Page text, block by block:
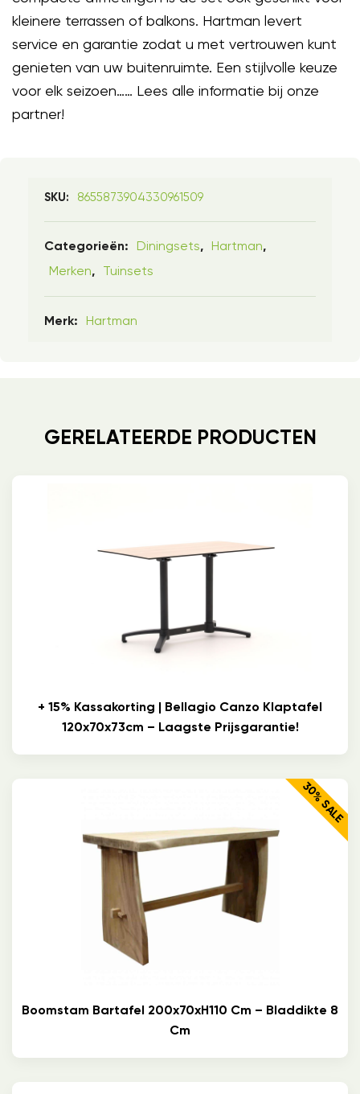
kleinere terrassen of balkons. Hartman levert
service en garantie zodat u met vertrouwen kunt
genieten van uw buitenruimte. Een stijlvolle keuze
voor elk seizoen…… Lees alle informatie bij onze
partner!
SKU: 8655873904330961509
Categorieën: Diningsets, Hartman,
Merken, Tuinsets
Merk: Hartman
GERELATEERDE PRODUCTEN
+ 15% Kassakorting | Bellagio Canzo Klaptafel
120x70x73cm – Laagste Prijsgarantie!
30% SALE
Boomstam Bartafel 200x70xH110 Cm – Bladdikte 8
Cm